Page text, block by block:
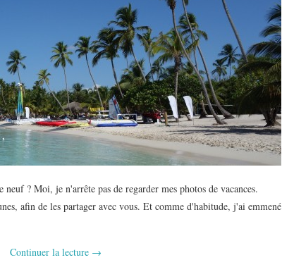
? Moi, je n'arrête pas de regarder mes photos de vacances.
afin de les partager avec vous. Et comme d'habitude, j'ai emmené
Continuer la lecture →